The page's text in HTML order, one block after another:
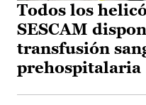
Todos los
SESCAM
transfusión
prehospitalaria